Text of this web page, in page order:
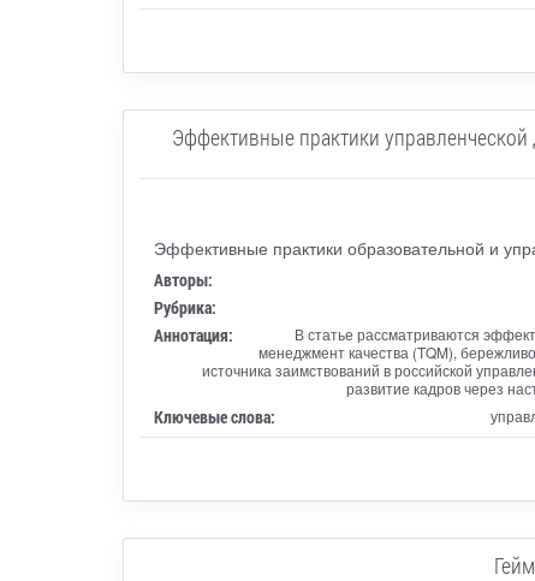
Эффективные практики
Эффективные практики образовательной и
Авторы:
Рубрика:
Аннотация:
В статье рассматриваются
менеджмент качества (TQM),
источника заимствований в российской
развитие кадров через
Ключевые слова: